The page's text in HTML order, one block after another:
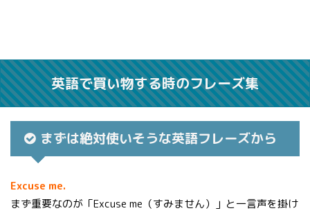
英語で買い物する時のフレーズ集
まずは絶対使いそうな英語フレーズから
Excuse me.
まず重要なのが「Excuse me（すみません）」と一言声を掛け